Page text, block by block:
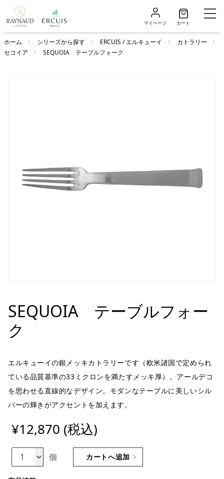
マイページ カート
ホーム シリーズから探す ERCUIS / エルキューイ
カトラリー
セコイア
SEQUOIA テーブルフォーク
SEQUOIA テーブルフォー
ク
エルキューイの銀メッキカトラリーです（欧米諸国で定められ
ている品質基準の33ミクロンを満たすメッキ厚）。アールデコ
を思わせる直線的なデザイン。モダンなテーブルに美しいシル
バーの輝きがアクセントを加えます。
¥12,870 (税込)
個 カートへ追加